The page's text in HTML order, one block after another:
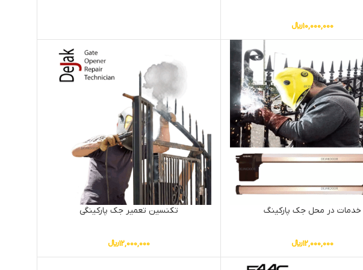
10,000,000﷼
خدمات در محل جک پارکینگ
12,000,000﷼
تکنسین تعمیر جک پارکینگی
12,000,000﷼